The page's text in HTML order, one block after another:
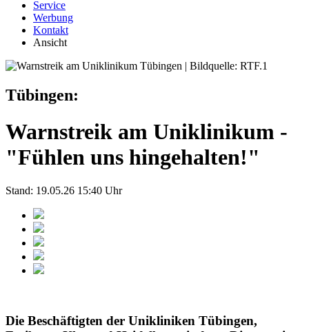
Service
Werbung
Kontakt
Ansicht
Tübingen:
Warnstreik am Uniklinikum -
"Fühlen uns hingehalten!"
Stand: 19.05.26 15:40 Uhr
Die Beschäftigten der Unikliniken Tübingen,